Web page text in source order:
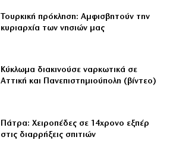
Τουρκική πρόκληση: Αμφισβητούν την
κυριαρχία των νησιών μας
Κύκλωμα διακινούσε ναρκωτικά σε
Αττική και Πανεπιστημιούπολη (βίντεο)
Πάτρα: Χειροπέδες σε 14χρονο εξπέρ
στις διαρρήξεις σπιτιών